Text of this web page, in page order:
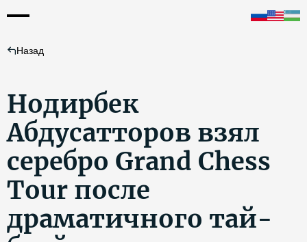
Назад
Нодирбек
Абдусатторов взял
серебро Grand Chess
Tour после
драматичного тай-